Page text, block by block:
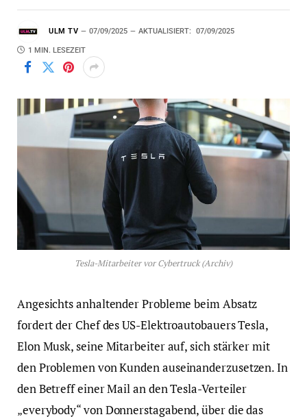
ULM TV 07/09/2025 AKTUALISIERT: 07/09/2025
1 MIN. LESEZEIT
Tesla-Mitarbeiter vor Cybertruck (Archiv)
Angesichts anhaltender Probleme beim Absatz
fordert der Chef des US-Elektroautobauers Tesla,
Elon Musk, seine Mitarbeiter auf, sich stärker mit
den Problemen von Kunden auseinanderzusetzen. In
den Betreff einer Mail an den Tesla-Verteiler
„everybody“ von Donnerstagabend, über die das